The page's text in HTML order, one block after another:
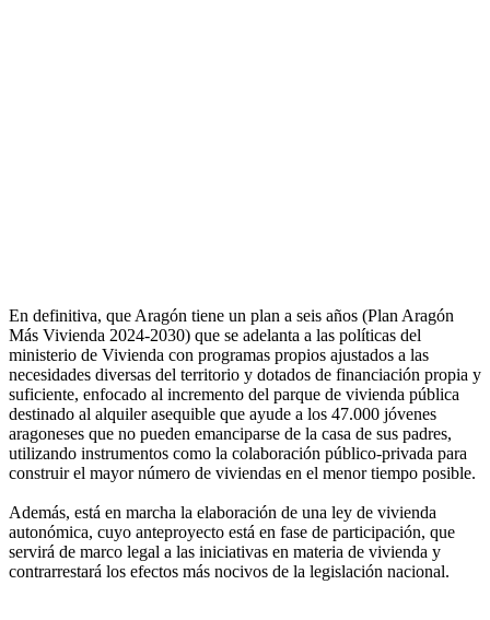
En definitiva, que Aragón tiene un plan a seis años (Plan Aragón
Más Vivienda 2024-2030) que se adelanta a las políticas del
ministerio de Vivienda con programas propios ajustados a las
necesidades diversas del territorio y dotados de financiación propia y
suficiente, enfocado al incremento del parque de vivienda pública
destinado al alquiler asequible que ayude a los 47.000 jóvenes
aragoneses que no pueden emanciparse de la casa de sus padres,
utilizando instrumentos como la colaboración público-privada para
construir el mayor número de viviendas en el menor tiempo posible.
Además, está en marcha la elaboración de una ley de vivienda
autonómica, cuyo anteproyecto está en fase de participación, que
servirá de marco legal a las iniciativas en materia de vivienda y
contrarrestará los efectos más nocivos de la legislación nacional.